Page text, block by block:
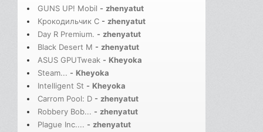
GUNS UP! Mobil - zhenyatut
Крокодильчик С - zhenyatut
Day R Premium. - zhenyatut
Black Desert M - zhenyatut
ASUS GPUTweak - Kheyoka
Steam... - Kheyoka
Intelligent St - Kheyoka
Carrom Pool: D - zhenyatut
Robbery Bob... - zhenyatut
Plague Inc.... - zhenyatut